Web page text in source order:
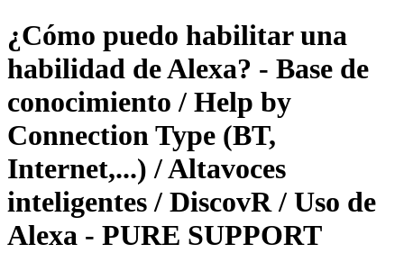
¿Cómo puedo habilitar una
habilidad de Alexa? - Base de
conocimiento / Help by
Connection Type (BT,
Internet,...) / Altavoces
inteligentes / DiscovR / Uso de
Alexa - PURE SUPPORT